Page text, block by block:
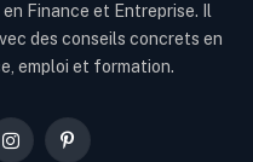
Finance et Entreprise. Il
des conseils concrets en
emploi et formation.
InstagramPinterest